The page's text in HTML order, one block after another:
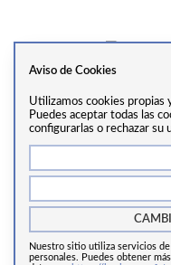
281, 2ª
Copyrights ©
Aviso de Cookies
Utilizamos cookies propias
Puedes aceptar todas las
configurarlas o rechazar su
Nuestro sitio utiliza servicios
personales. Puedes obtener